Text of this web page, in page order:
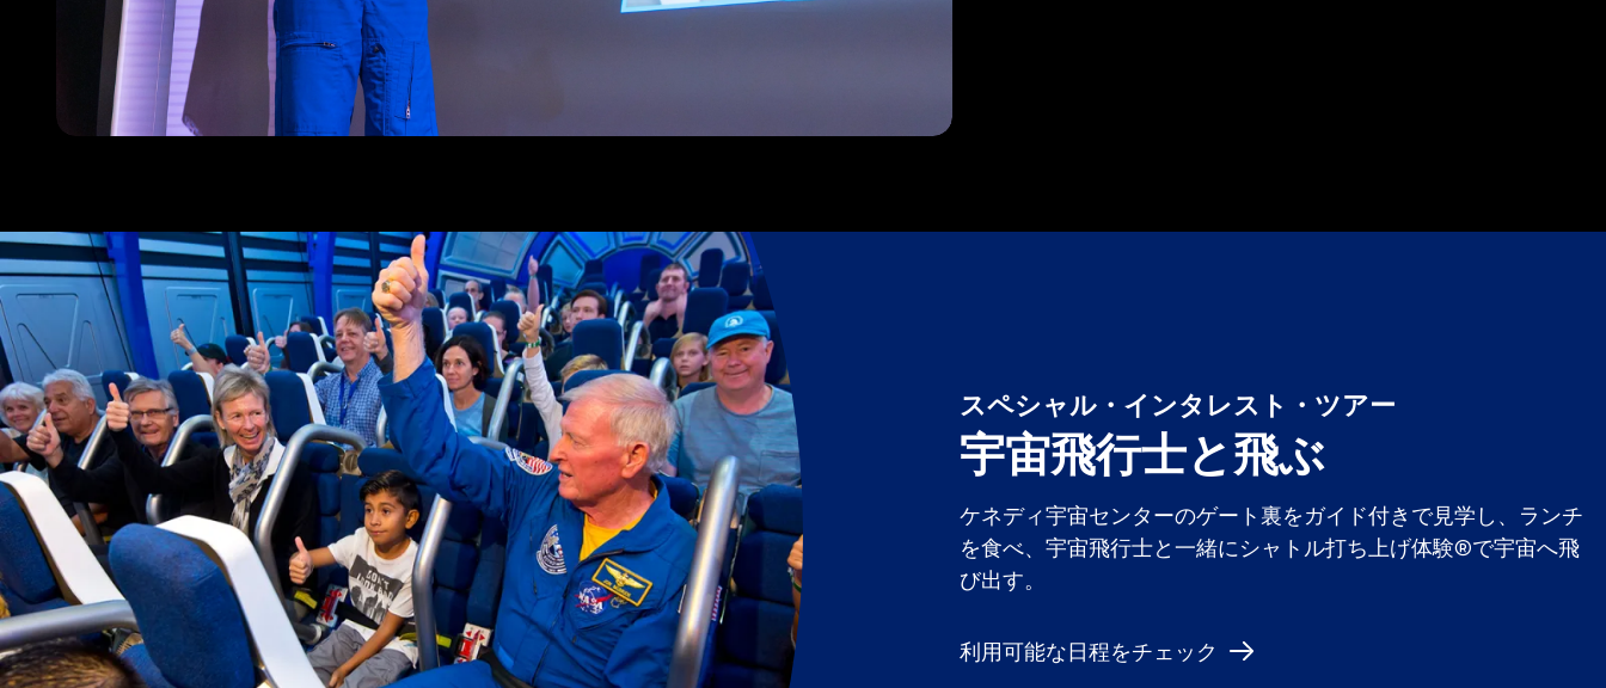
スペシャル・インタレスト・ツアー
宇宙飛行士と飛ぶ
ケネディ宇宙センターのゲート裏をガイド付きで見学し、ランチ
を食べ、宇宙飛行士と一緒にシャトル打ち上げ体験®で宇宙へ飛
び出す。
利用可能な日程をチェック